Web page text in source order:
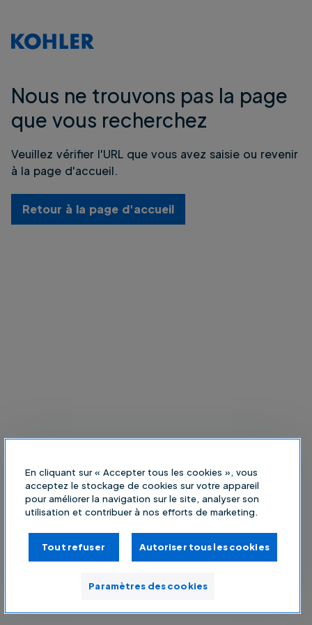
Nous ne trouvons pas la page
que vous recherchez
Veuillez vérifier l'URL que vous avez saisie ou revenir
à la page d'accueil.
Retour à la page d'accueil
En cliquant sur « Accepter tous les cookies », vous
acceptez le stockage de cookies sur votre appareil
pour améliorer la navigation sur le site, analyser son
utilisation et contribuer à nos efforts de marketing.
Tout refuser Autoriser tous les cookies
Paramètres des cookies